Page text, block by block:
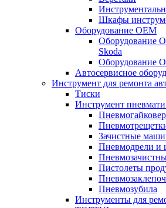
Шкафы
Оборудование OEM
Оборудование
Skoda
Оборудование
Автосервисное
Инструмент для ремонта
Тиски
Инструмент
Зачистные
Пневмодрели и
Пистолеты
Пневмозубила
Инструменты для